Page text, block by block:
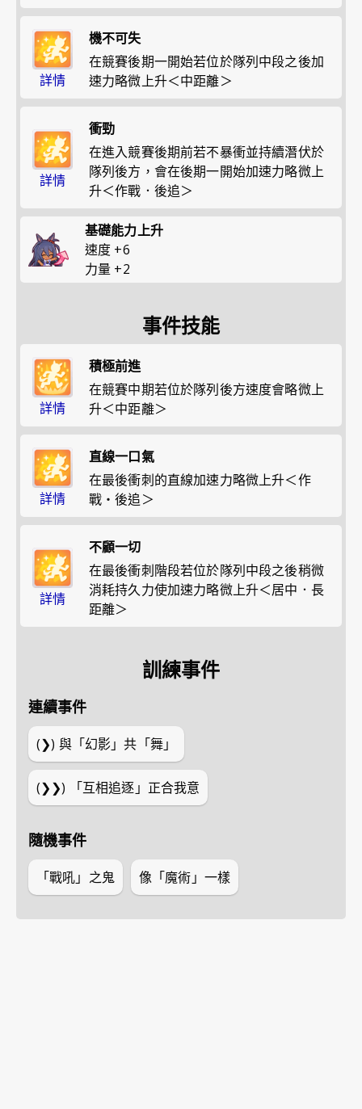
詳情
機不可失
在競賽後期一開始若位於隊列中段之後加
速力略微上升＜中距離＞
詳情
衝勁
在進入競賽後期前若不暴衝並持續潛伏於
隊列後方，會在後期一開始加速力略微上
升＜作戰．後追＞
基礎能力上升
速度 +6
力量 +2
事件技能
詳情
積極前進
在競賽中期若位於隊列後方速度會略微上
升＜中距離＞
詳情
直線一口氣
在最後衝刺的直線加速力略微上升＜作
戰・後追＞
詳情
不顧一切
在最後衝刺階段若位於隊列中段之後稍微
消耗持久力使加速力略微上升＜居中．長
距離＞
訓練事件
連續事件
(❯) 與「幻影」共「舞」
(❯❯) 「互相追逐」正合我意
隨機事件
「戰吼」之鬼 像「魔術」一樣